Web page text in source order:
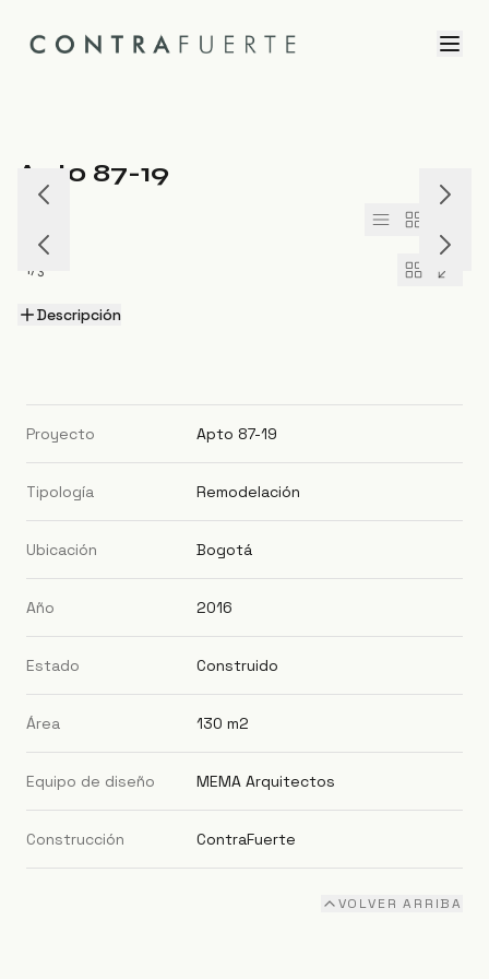
Apto 87-19
1/ 3
Descripción
Proyecto Apto 87-19
Tipología Remodelación
Ubicación Bogotá
Año 2016
Estado Construido
Área 130 m2
Equipo de diseño MEMA Arquitectos
Construcción ContraFuerte
VOLVER ARRIBA